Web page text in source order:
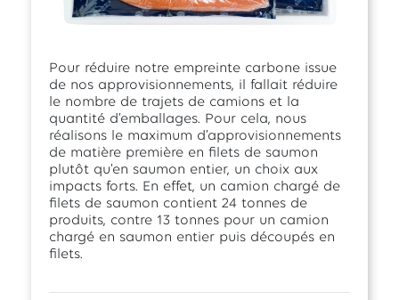
Pour réduire notre empreinte carbone issue
de nos approvisionnements, il fallait réduire
le nombre de trajets de camions et la
quantité d’emballages. Pour cela, nous
réalisons le maximum d’approvisionnements
de matière première en filets de saumon
plutôt qu’en saumon entier, un choix aux
impacts forts. En effet, un camion chargé de
filets de saumon contient 24 tonnes de
produits, contre 13 tonnes pour un camion
chargé en saumon entier puis découpés en
filets.